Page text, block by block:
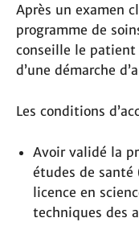
Après un examen
programme de
conseille le patient
d’une démarche
Les conditions
Avoir validé la
études de santé
licence en
techniques des